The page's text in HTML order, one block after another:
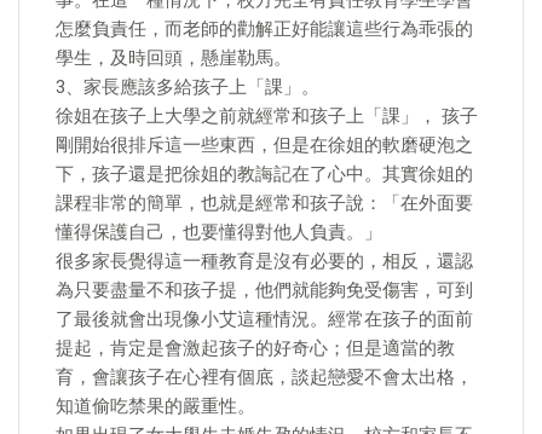
怎麼負責任，而老師的勸解正好能讓這些行為乖張的
學生，及時回頭，懸崖勒馬。
3、家長應該多給孩子上「課」。
徐姐在孩子上大學之前就經常和孩子上「課」， 孩子
剛開始很排斥這一些東西，但是在徐姐的軟磨硬泡之
下，孩子還是把徐姐的教誨記在了心中。其實徐姐的
課程非常的簡單，也就是經常和孩子說：「在外面要
懂得保護自己，也要懂得對他人負責。」
很多家長覺得這一種教育是沒有必要的，相反，還認
為只要盡量不和孩子提，他們就能夠免受傷害，可到
了最後就會出現像小艾這種情況。經常在孩子的面前
提起，肯定是會激起孩子的好奇心；但是適當的教
育，會讓孩子在心裡有個底，談起戀愛不會太出格，
知道偷吃禁果的嚴重性。